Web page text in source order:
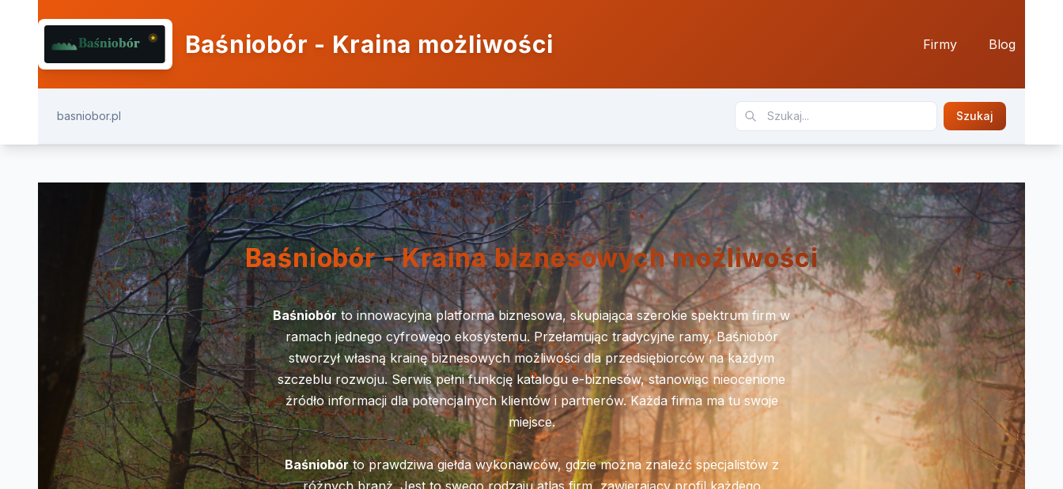
Baśniobór - Kraina możliwości Firmy Blog
basniobor.pl Szukaj
Baśniobór - Kraina biznesowych możliwości
Baśniobór to innowacyjna platforma biznesowa, skupiająca szerokie spektrum firm w
ramach jednego cyfrowego ekosystemu. Przełamując tradycyjne ramy, Baśniobór
stworzył własną krainę biznesowych możliwości dla przedsiębiorców na każdym
szczeblu rozwoju. Serwis pełni funkcję katalogu e-biznesów, stanowiąc nieocenione
źródło informacji dla potencjalnych klientów i partnerów. Każda firma ma tu swoje
miejsce.
Baśniobórto prawdziwa giełda wykonawców, gdzie można znaleźć specjalistów z
różnych branż. Jest to swego rodzaju atlas firm, zawierający profil każdego